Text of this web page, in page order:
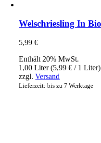
Welschriesling In
5,99€
Enthält 20% MwSt.
1,00 Liter (5,99€ / 1 Liter)
zzgl.Versand
Lieferzeit: bis zu 7 Werktage